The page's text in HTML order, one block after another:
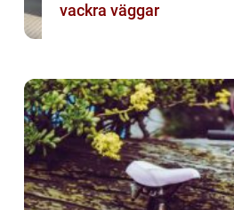
vackra väggar